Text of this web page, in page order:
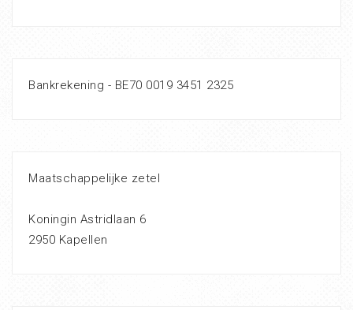
Bankrekening - BE70 0019 3451 2325
Maatschappelijke zetel
Koningin Astridlaan 6
2950 Kapellen